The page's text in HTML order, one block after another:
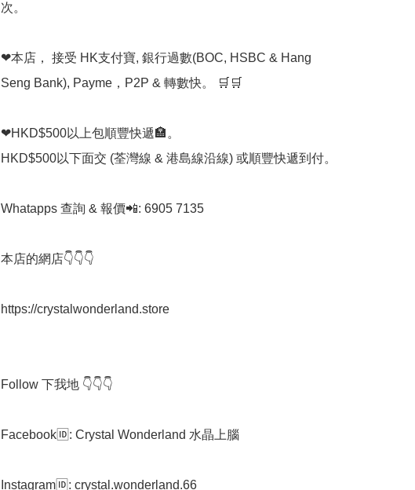
次。
❤本店， 接受 HK支付寶, 銀行過數(BOC, HSBC & Hang
Seng Bank), Payme，P2P & 轉數快。 🛒🛒
❤HKD$500以上包順豐快遞🏣。
HKD$500以下面交 (荃灣線 & 港島線沿線) 或順豐快遞到付。
Whatapps 查詢 & 報價📲: 6905 7135
本店的網店👇👇👇
https://crystalwonderland.store
Follow 下我地 👇👇👇
Facebook🆔️: Crystal Wonderland 水晶上腦
Instagram🆔️: crystal.wonderland.66